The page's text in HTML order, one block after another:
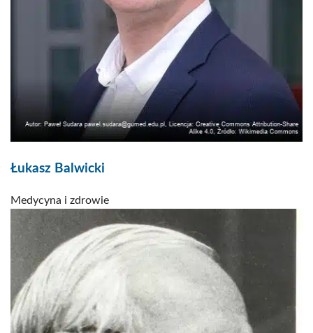
Łukasz Balwicki
Medycyna i zdrowie